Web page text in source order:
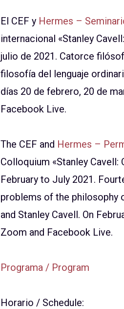
El CEF y Hermes –
internacional «Stanley
julio de 2021. Catorce
filosofía del lenguaje
días 20 de febrero, 20 de
Facebook Live.
The CEF and Hermes –
Colloquium «Stanley
February to July 2021.
problems of the philosophy
and Stanley Cavell. On
Zoom and Facebook Live.
Programa / Program
Horario / Schedule: